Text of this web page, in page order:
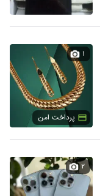
۱
پرداخت امن
۲